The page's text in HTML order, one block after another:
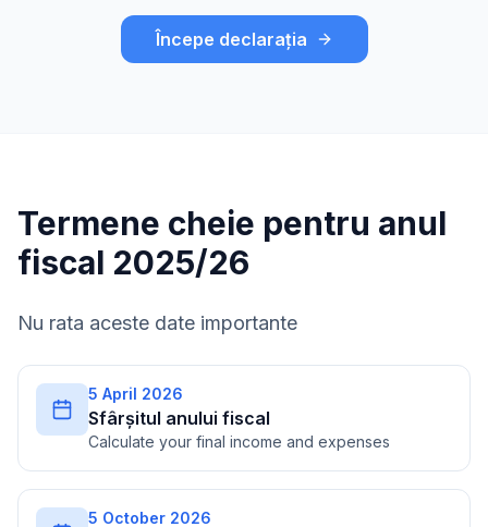
Începe declarația
Termene cheie pentru anul
fiscal 2025/26
Nu rata aceste date importante
5 April 2026
Sfârșitul anului fiscal
Calculate your final income and expenses
5 October 2026